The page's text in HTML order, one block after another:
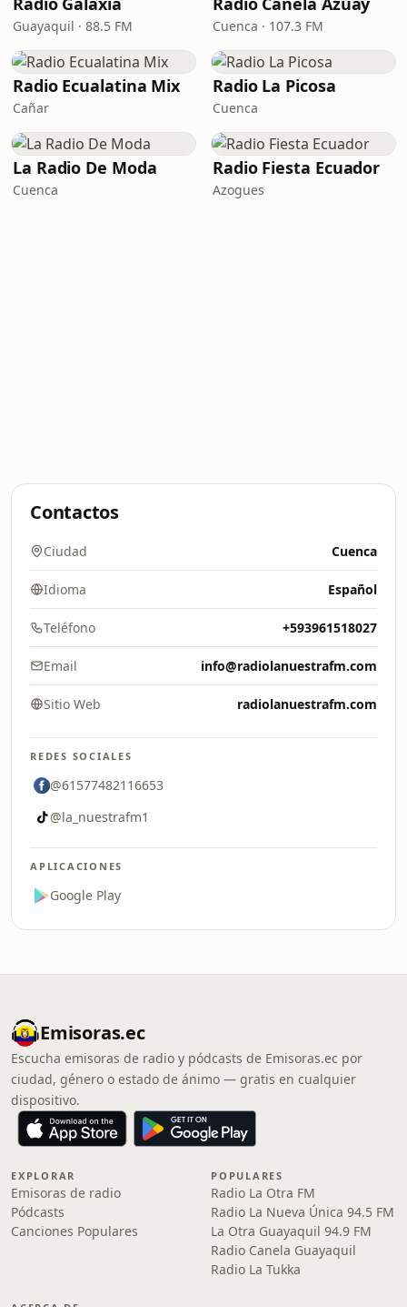
Guayaquil · 88.5 FM Cuenca · 107.3 FM
Radio Ecualatina Mix
Cañar
Radio La Picosa
Cuenca
La Radio De Moda
Cuenca
Radio Fiesta Ecuador
Azogues
Contactos
Ciudad Cuenca
Idioma Español
Teléfono +593961518027
Email info@radiolanuestrafm.com
Sitio Web radiolanuestrafm.com
REDES SOCIALES
@61577482116653
@la_nuestrafm1
APLICACIONES
Google Play
Emisoras.ec
Escucha emisoras de radio y pódcasts de Emisoras.ec por
ciudad, género o estado de ánimo — gratis en cualquier
dispositivo.
EXPLORAR
Emisoras de radio
Pódcasts
Canciones Populares
POPULARES
Radio La Otra FM
Radio La Nueva Única 94.5 FM
La Otra Guayaquil 94.9 FM
Radio Canela Guayaquil
Radio La Tukka